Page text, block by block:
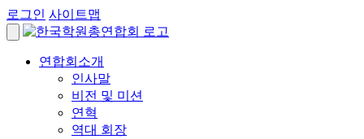
로그인 사이트맵
연합회소개
인사말
비전 및 미션
연혁
역대 회장